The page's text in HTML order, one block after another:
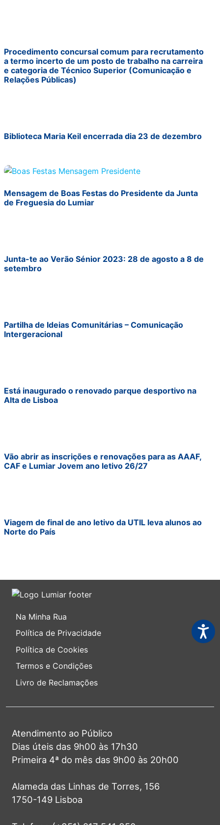
Procedimento concursal comum para recrutamento
a termo incerto de um posto de trabalho na carreira
e categoria de Técnico Superior (Comunicação e
Relações Públicas)
Biblioteca Maria Keil encerrada dia 23 de dezembro
Mensagem de Boas Festas do Presidente da Junta
de Freguesia do Lumiar
Junta-te ao Verão Sénior 2023: 28 de agosto a 8 de
setembro
Partilha de Ideias Comunitárias – Comunicação
Intergeracional
Está inaugurado o renovado parque desportivo na
Alta de Lisboa
Vão abrir as inscrições e renovações para as AAAF,
CAF e Lumiar Jovem ano letivo 26/27
Viagem de final de ano letivo da UTIL leva alunos ao
Norte do País
Na Minha Rua
Política de Privacidade
Política de Cookies
Termos e Condições
Livro de Reclamações
Atendimento ao Público
Dias úteis das 9h00 às 17h30
Primeira 4ª do mês das 9h00 às 20h00
Alameda das Linhas de Torres, 156
1750-149 Lisboa